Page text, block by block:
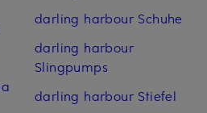
darling harbour Schuhe
darling harbour
Slingpumps
darling harbour Stiefel